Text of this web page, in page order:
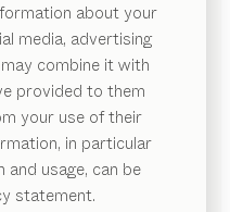
about your
media, advertising
combine it with
provided to them
your use of their
in particular
usage, can be
statement.
Wohnprogramm
unbegrenzt. Es hält
jegliche Wünsche
einfallsreiche